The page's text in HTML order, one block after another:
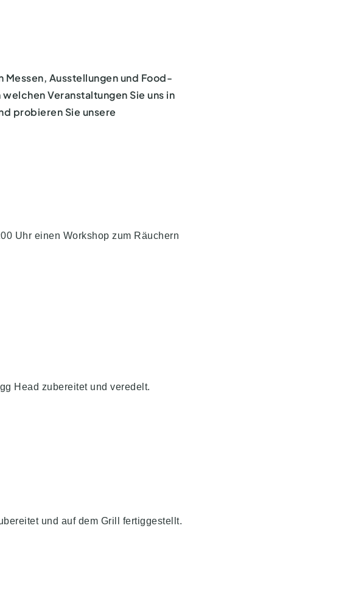
Messen, Ausstellungen und Food-
Veranstaltungen Sie uns in
probieren Sie unsere
Uhr einen Workshop zum Räuchern
Head zubereitet und veredelt.
und auf dem Grill fertiggestellt.